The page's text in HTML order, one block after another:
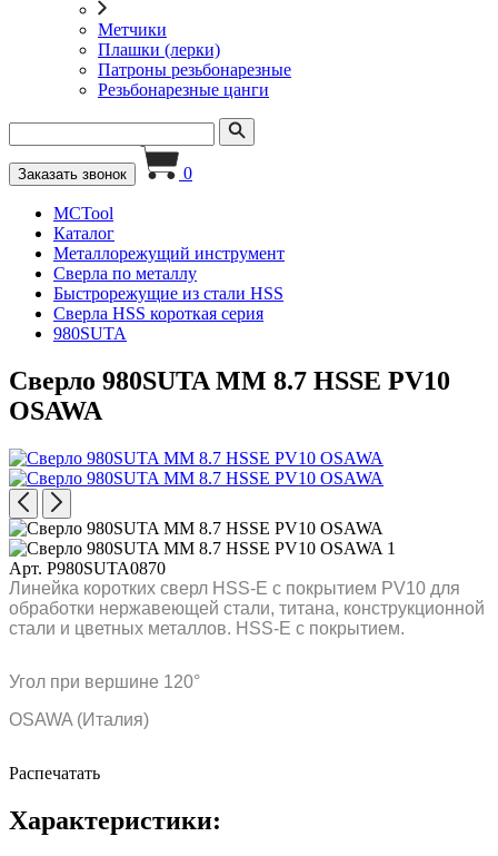
Метчики
Плашки (лерки)
Патроны резьбонарезные
Резьбонарезные цанги
Заказать звонок 0
MCTool
Каталог
Металлорежущий инструмент
Сверла по металлу
Быстрорежущие из стали HSS
Сверла HSS короткая серия
980SUTA
Сверло 980SUTA MM 8.7 HSSE PV10
OSAWA
Арт. P980SUTA0870
Линейка коротких сверл HSS-E с покрытием PV10 для
обработки нержавеющей стали, титана, конструкционной
стали и цветных металлов. HSS-E с покрытием.
Угол при вершине 120°
OSAWA (Италия)
Распечатать
Характеристики: